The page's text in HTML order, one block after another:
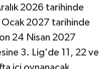
2026 tarihinde
Ocak 2027 tarihinde
24 Nisan 2027
3. Lig'de 11, 22 ve